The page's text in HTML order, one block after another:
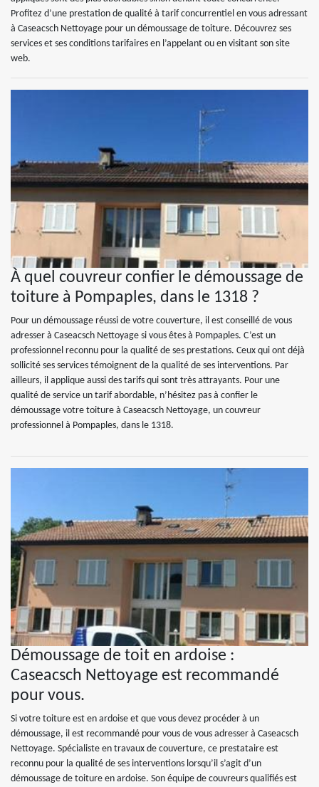
Profitez d’une prestation de qualité à tarif concurrentiel en vous adressant
à Caseacsch Nettoyage pour un démoussage de toiture. Découvrez ses
services et ses conditions tarifaires en l’appelant ou en visitant son site
web.
À quel couvreur confier le démoussage de
toiture à Pompaples, dans le 1318 ?
Pour un démoussage réussi de votre couverture, il est conseillé de vous
adresser à Caseacsch Nettoyage si vous êtes à Pompaples. C’est un
professionnel reconnu pour la qualité de ses prestations. Ceux qui ont déjà
sollicité ses services témoignent de la qualité de ses interventions. Par
ailleurs, il applique aussi des tarifs qui sont très attrayants. Pour une
qualité de service un tarif abordable, n’hésitez pas à confier le
démoussage votre toiture à Caseacsch Nettoyage, un couvreur
professionnel à Pompaples, dans le 1318.
Démoussage de toit en ardoise :
Caseacsch Nettoyage est recommandé
pour vous.
Si votre toiture est en ardoise et que vous devez procéder à un
démoussage, il est recommandé pour vous de vous adresser à Caseacsch
Nettoyage. Spécialiste en travaux de couverture, ce prestataire est
reconnu pour la qualité de ses interventions lorsqu’il s’agit d’un
démoussage de toiture en ardoise. Son équipe de couvreurs qualifiés est